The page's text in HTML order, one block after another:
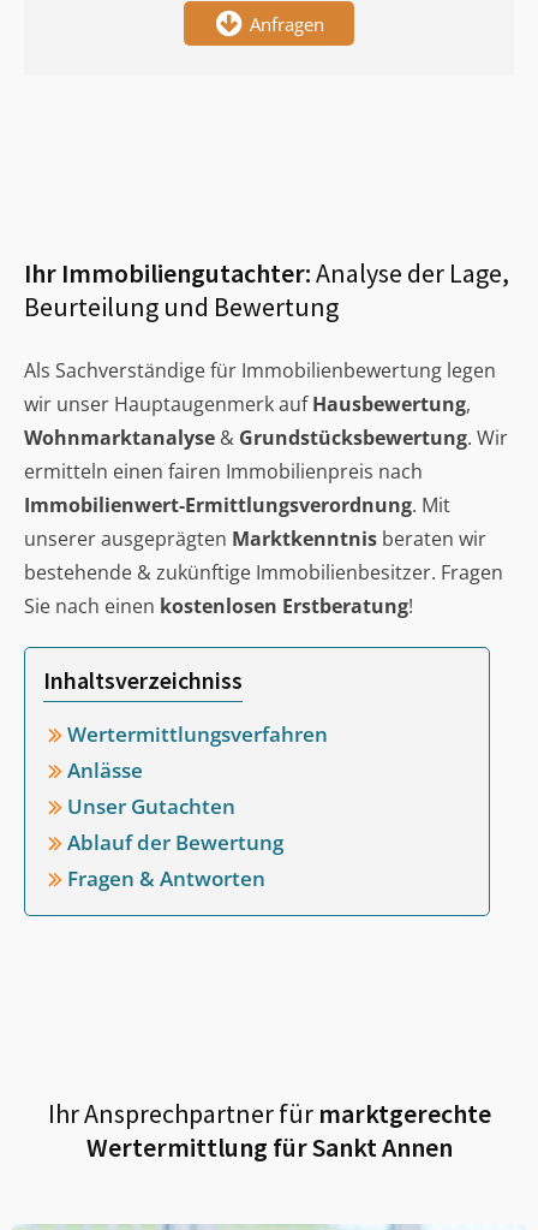
Anfragen
Ihr Immobiliengutachter:Analyse der Lage,
Beurteilung und Bewertung
Als Sachverständige für Immobilienbewertung legen
wir unser Hauptaugenmerk aufHausbewertung,
Wohnmarktanalyse & Grundstücksbewertung. Wir
ermitteln einen fairen Immobilienpreis nach
Immobilienwert-Ermittlungsverordnung. Mit
unserer ausgeprägten Marktkenntnis beraten wir
bestehende & zukünftige Immobilienbesitzer. Fragen
Sie nach einen kostenlosen Erstberatung!
Inhaltsverzeichniss
Wertermittlungsverfahren
Anlässe
Unser Gutachten
Ablauf der Bewertung
Fragen & Antworten
Ihr Ansprechpartner fürmarktgerechte
Wertermittlung fürSankt Annen